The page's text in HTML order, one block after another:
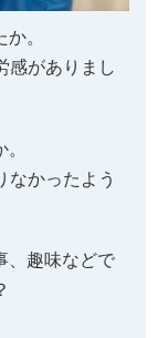
。
かったよう
、趣味などで
その効果は